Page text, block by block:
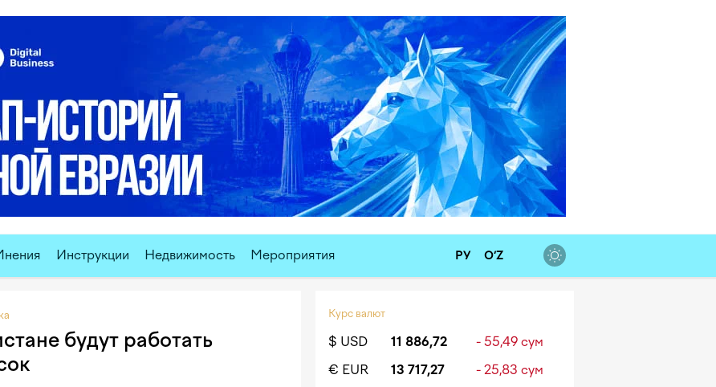
Инструкции Недвижимость Мероприятия РУ O‘Z
будут работать
Курс валют
$ USD 11 886,72
- 55,49 сум
€ EUR
13 717,27
- 25,83 сум